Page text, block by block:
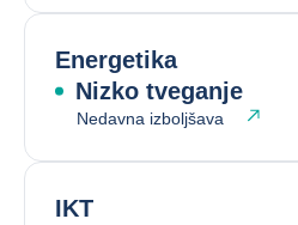
Energetika
Nizko tveganje
Nedavna izboljšava
IKT